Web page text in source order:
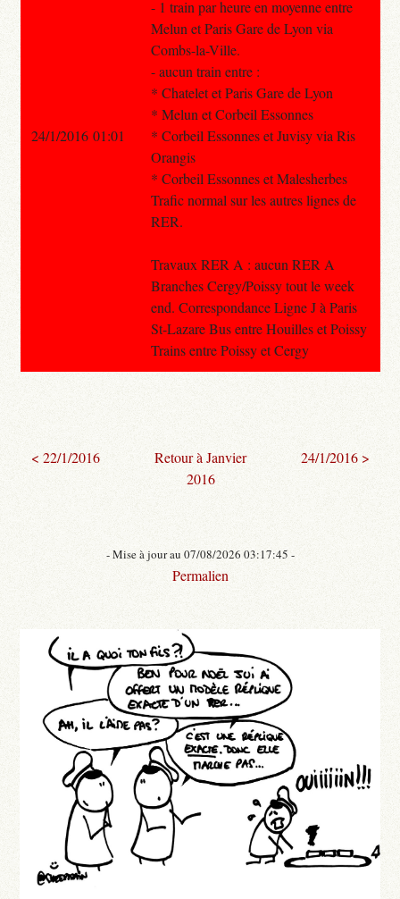
- 1 train par heure en moyenne entre
Melun et Paris Gare de Lyon via
Combs-la-Ville.
- aucun train entre :
* Chatelet et Paris Gare de Lyon
* Melun et Corbeil Essonnes
* Corbeil Essonnes et Juvisy via Ris
Orangis
* Corbeil Essonnes et Malesherbes
Trafic normal sur les autres lignes de
RER.
Travaux RER A : aucun RER A
Branches Cergy/Poissy tout le week
end. Correspondance Ligne J à Paris
St-Lazare Bus entre Houilles et Poissy
Trains entre Poissy et Cergy
24/1/2016 01:01
< 22/1/2016
Retour à Janvier
2016
24/1/2016 >
- Mise à jour au 07/08/2026 03:17:45 -
Permalien